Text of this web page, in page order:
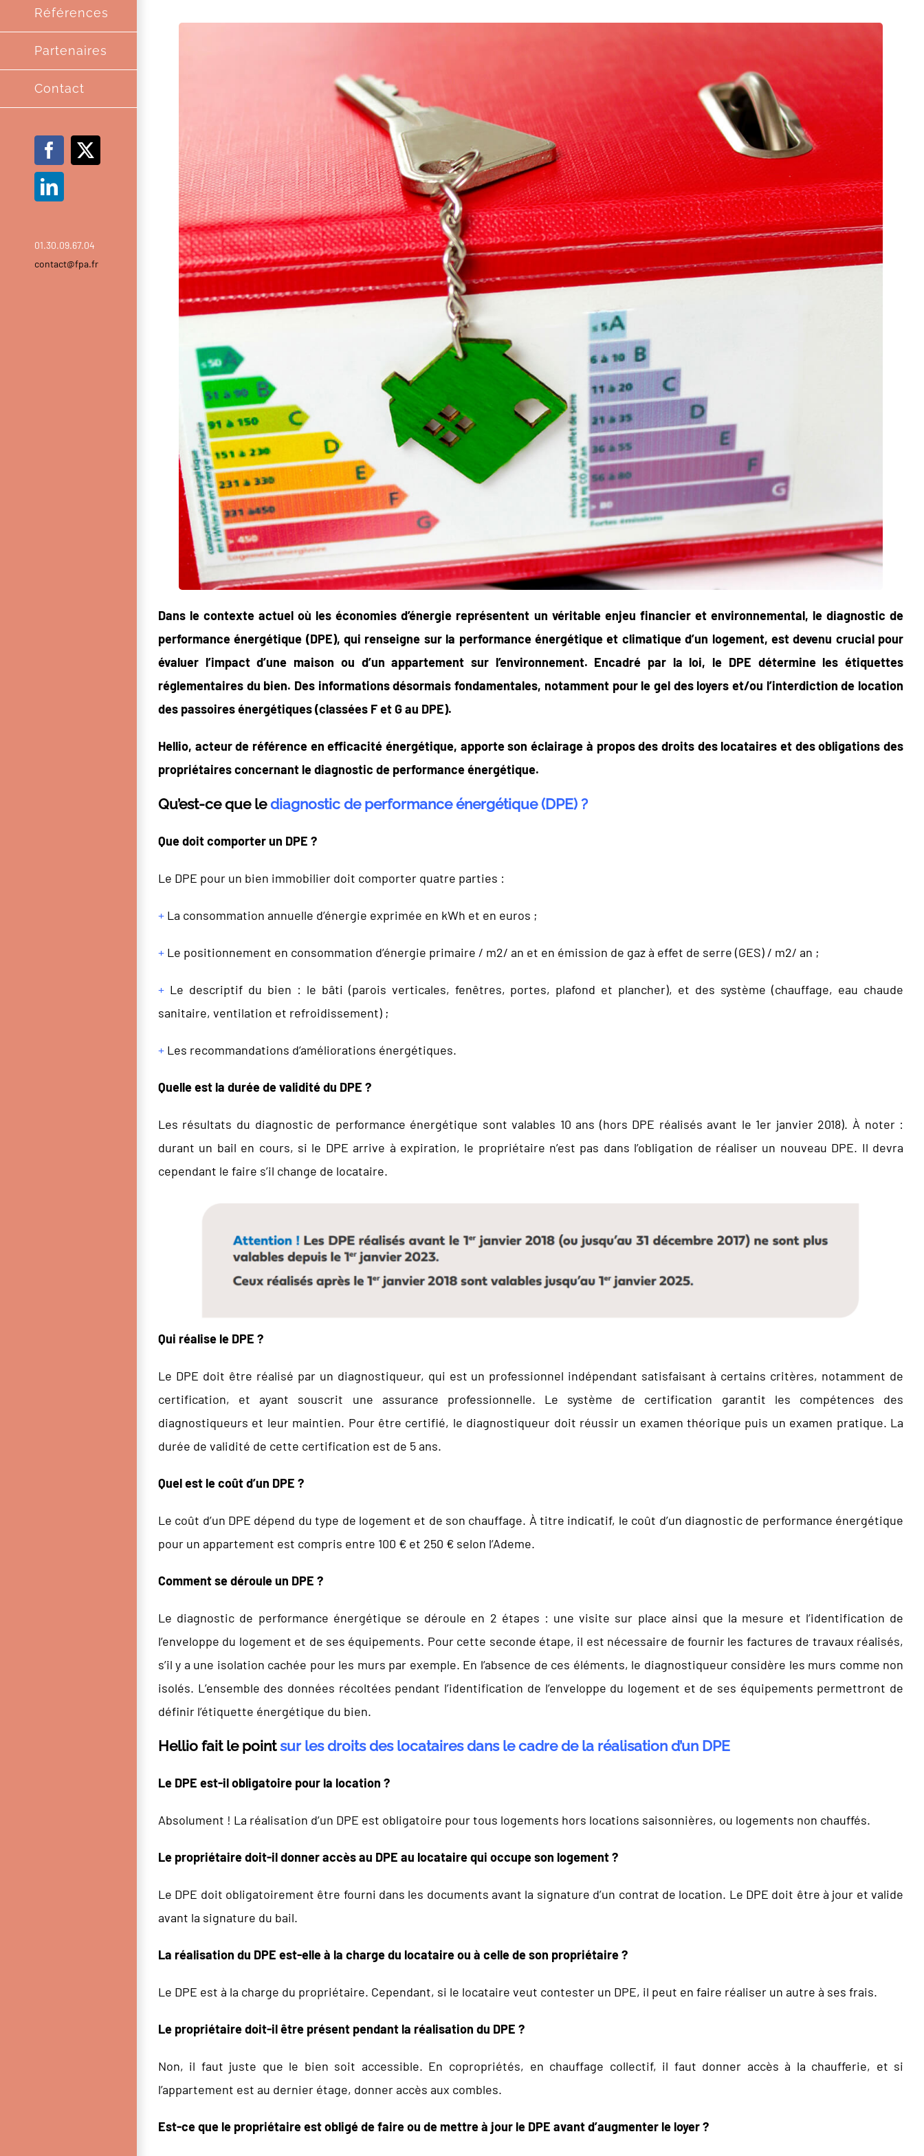
Références
Partenaires
Contact
Facebook
X
LinkedIn
01.30.09.67.04
contact@fpa.fr
Dans le contexte actuel où les économies d’énergie représentent un véritable enjeu financier et environnemental, le diagnostic de
performance énergétique (DPE), qui renseigne sur la performance énergétique et climatique d’un logement, est devenu crucial pour
évaluer l’impact d’une maison ou d’un appartement sur l’environnement. Encadré par la loi, le DPE détermine les étiquettes
réglementaires du bien. Des informations désormais fondamentales, notamment pour le gel des loyers et/ou l’interdiction de location
des passoires énergétiques (classées F et G au DPE).
Hellio, acteur de référence en efficacité énergétique, apporte son éclairage à propos des droits des locataires et des obligations des
propriétaires concernant le diagnostic de performance énergétique.
Qu’est-ce que lediagnostic de performance énergétique (DPE) ?
Que doit comporter un DPE ?
Le DPE pour un bien immobilier doit comporter quatre parties :
+La consommation annuelle d’énergie exprimée en kWh et en euros ;
+Le positionnement en consommation d’énergie primaire / m2/ an et en émission de gaz à effet de serre (GES) / m2/ an ;
+Le descriptif du bien : le bâti (parois verticales, fenêtres, portes, plafond et plancher), et des système (chauffage, eau chaude
sanitaire, ventilation et refroidissement) ;
+Les recommandations d’améliorations énergétiques.
Quelle est la durée de validité du DPE ?
Les résultats du diagnostic de performance énergétique sont valables 10 ans (hors DPE réalisés avant le 1er janvier 2018). À noter :
durant un bail en cours, si le DPE arrive à expiration, le propriétaire n’est pas dans l’obligation de réaliser un nouveau DPE. Il devra
cependant le faire s’il change de locataire.
Qui réalise le DPE ?
Le DPE doit être réalisé par un diagnostiqueur, qui est un professionnel indépendant satisfaisant à certains critères, notamment de
certification, et ayant souscrit une assurance professionnelle. Le système de certification garantit les compétences des
diagnostiqueurs et leur maintien. Pour être certifié, le diagnostiqueur doit réussir un examen théorique puis un examen pratique. La
durée de validité de cette certification est de 5 ans.
Quel est le coût d’un DPE ?
Le coût d’un DPE dépend du type de logement et de son chauffage. À titre indicatif, le coût d’un diagnostic de performance énergétique
pour un appartement est compris entre 100 € et 250 € selon l’Ademe.
Comment se déroule un DPE ?
Le diagnostic de performance énergétique se déroule en 2 étapes : une visite sur place ainsi que la mesure et l’identification de
l’enveloppe du logement et de ses équipements. Pour cette seconde étape, il est nécessaire de fournir les factures de travaux réalisés,
s’il y a une isolation cachée pour les murs par exemple. En l’absence de ces éléments, le diagnostiqueur considère les murs comme non
isolés. L’ensemble des données récoltées pendant l’identification de l’enveloppe du logement et de ses équipements permettront de
définir l’étiquette énergétique du bien.
Hellio fait le pointsur les droits des locataires dans le cadre de la réalisation d’un DPE
Le DPE est-il obligatoire pour la location ?
Absolument ! La réalisation d’un DPE est obligatoire pour tous logements hors locations saisonnières, ou logements non chauffés.
Le propriétaire doit-il donner accès au DPE au locataire qui occupe son logement ?
Le DPE doit obligatoirement être fourni dans les documents avant la signature d’un contrat de location. Le DPE doit être à jour et valide
avant la signature du bail.
La réalisation du DPE est-elle à la charge du locataire ou à celle de son propriétaire ?
Le DPE est à la charge du propriétaire. Cependant, si le locataire veut contester un DPE, il peut en faire réaliser un autre à ses frais.
Le propriétaire doit-il être présent pendant la réalisation du DPE ?
Non, il faut juste que le bien soit accessible. En copropriétés, en chauffage collectif, il faut donner accès à la chaufferie, et si
l’appartement est au dernier étage, donner accès aux combles.
Est-ce que le propriétaire est obligé de faire ou de mettre à jour le DPE avant d’augmenter le loyer ?